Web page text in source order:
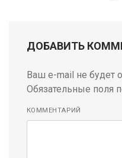
ДОБАВИТЬ
Ваш e-mail не будет
Обязательные поля
КОММЕНТАРИЙ